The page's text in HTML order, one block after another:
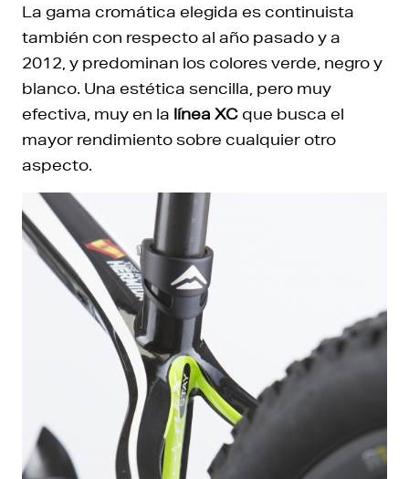
La gama cromática elegida es continuista
también con respecto al año pasado y a
2012, y predominan los colores verde, negro y
blanco. Una estética sencilla, pero muy
efectiva, muy en la línea XCque busca el
mayor rendimiento sobre cualquier otro
aspecto.